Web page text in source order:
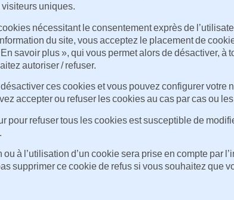
uniques.
nécessitant le consentement exprès de
du site, vous acceptez le placement de
savoir plus », qui vous permet alors de désactiver, à
autoriser / refuser.
ces cookies et vous pouvez configurer votre
accepter ou refuser les cookies au cas par cas ou
pour refuser tous les cookies est susceptible de
à l’utilisation d’un cookie sera prise en compte par
supprimer ce cookie de refus si vous souhaitez que